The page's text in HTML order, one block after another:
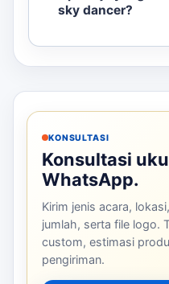
sky dancer?
KONSULTASI
Konsultasi
WhatsApp.
Kirim jenis acara,
jumlah, serta file logo.
custom, estimasi
pengiriman.